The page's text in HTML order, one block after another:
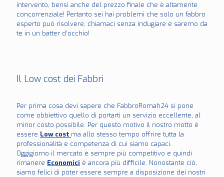
intervento, bensì anche del prezzo finale che è altamente
concorrenziale! Pertanto sei hai problemi che solo un fabbro
esperto può risolvere, chiamaci senza indugiare e saremo da
te in un batter d’occhio!
Il Low cost dei Fabbri
Per prima cosa devi sapere che FabbroRomah24 si pone
come obbiettivo quello di portarti un servizio eccellente, al
minor costo possibile. Per questo motivo il nostro motto è
essere Low cost ma allo stesso tempo offrire tutta la
professionalità e competenza di cui siamo capaci.
Oggigiorno il mercato è sempre più competitivo e quindi
rimanere Economici è ancora più difficile. Nonostante ciò,
siamo felici di poter essere sempre a disposizione dei nostri